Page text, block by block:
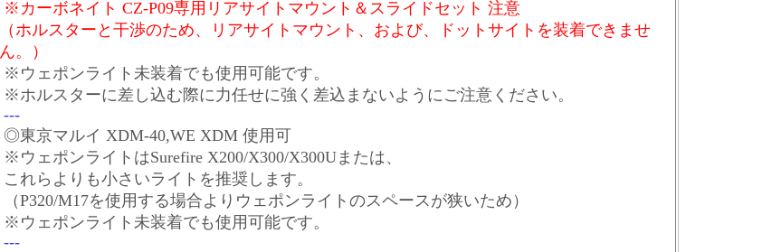
※カーボネイト CZ-P09専用 リアサイトマウント＆スライドセット 注意
（ホルスターと干渉のため、リアサイトマウント、および、ドットサイトを装着できませ
ん。）
※ウェポンライト未装着でも使用可能です。
※ホルスターに差し込む際に力任せに強く差込まないようにご注意ください。
---
◎東京マルイ XDM-40,WE XDM 使用可
※ウェポンライトはSurefire X200/X300/X300Uまたは、
これらよりも小さいライトを推奨します。
（P320/M17を使用する場合よりウェポンライトのスペースが狭いため）
※ウェポンライト未装着でも使用可能です。
---